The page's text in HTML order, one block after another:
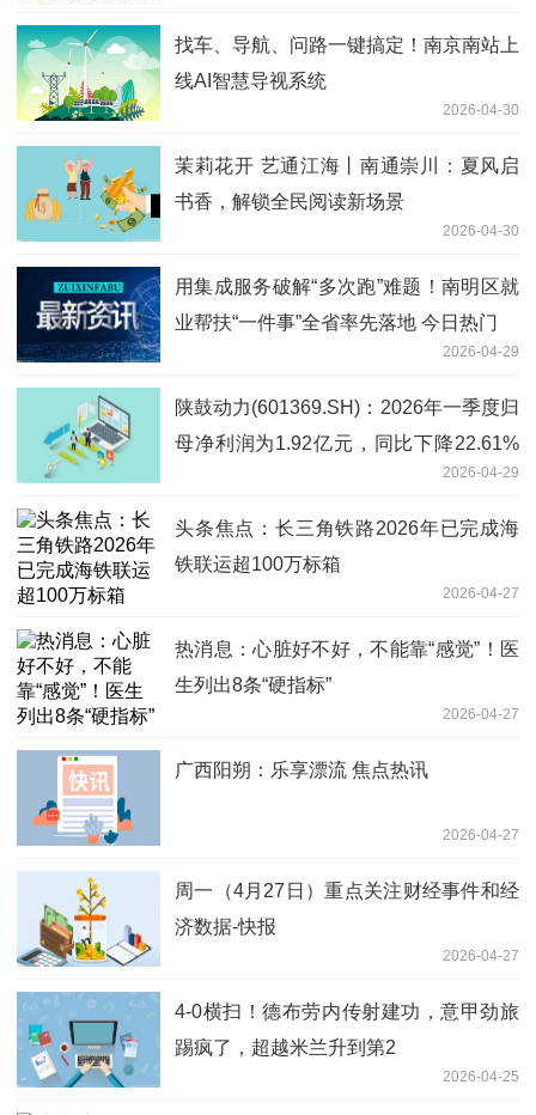
找车、导航、问路一键搞定！南京南站上
线AI智慧导视系统
2026-04-30
茉莉花开 艺通江海丨南通崇川：夏风启
书香，解锁全民阅读新场景
2026-04-30
用集成服务破解“多次跑”难题！南明区就
业帮扶“一件事”全省率先落地 今日热门
2026-04-29
陕鼓动力(601369.SH)：2026年一季度归
母净利润为1.92亿元，同比下降22.61%
2026-04-29
头条焦点：长三角铁路2026年已完成海
铁联运超100万标箱
2026-04-27
热消息：心脏好不好，不能靠“感觉”！医
生列出8条“硬指标”
2026-04-27
广西阳朔：乐享漂流 焦点热讯
2026-04-27
周一（4月27日）重点关注财经事件和经
济数据-快报
2026-04-27
4-0横扫！德布劳内传射建功，意甲劲旅
踢疯了，超越米兰升到第2
2026-04-25